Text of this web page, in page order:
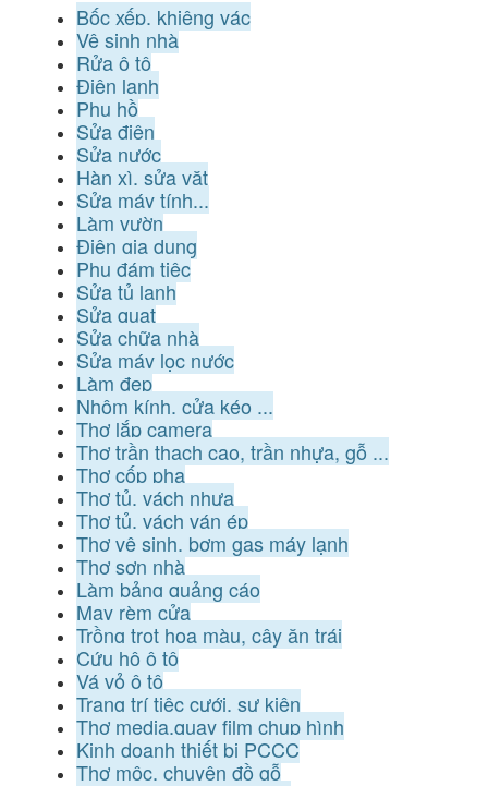
Bốc xếp, khiêng vác
Vệ sinh nhà
Rửa ô tô
Điện lạnh
Phụ hồ
Sửa điện
Sửa nước
Hàn xì, sửa vặt
Sửa máy tính...
Làm vườn
Điện gia dụng
Phụ đám tiệc
Sửa tủ lạnh
Sửa quạt
Sửa chữa nhà
Sửa máy lọc nước
Làm đẹp
Nhôm kính, cửa kéo ...
Thợ lắp camera
Thợ trần thạch cao, trần nhựa, gỗ ...
Thợ cốp pha
Thợ tủ, vách nhựa
Thợ tủ, vách ván ép
Thợ vệ sinh, bơm gas máy lạnh
Thợ sơn nhà
Làm bảng quảng cáo
May rèm cửa
Trồng trọt hoa màu, cây ăn trái
Cứu hộ ô tô
Vá vỏ ô tô
Trang trí tiệc cưới, sự kiện
Thợ media,quay film chụp hình
Kinh doanh thiết bị PCCC
Thợ mộc, chuyên đồ gỗ